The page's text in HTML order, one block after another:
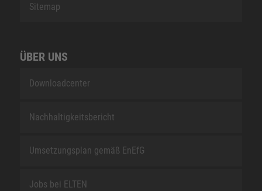
Sitemap
ÜBER UNS
Downloadcenter
Nachhaltigkeitsbericht
Umsetzungsplan gemäß EnEfG
Jobs bei ELTEN